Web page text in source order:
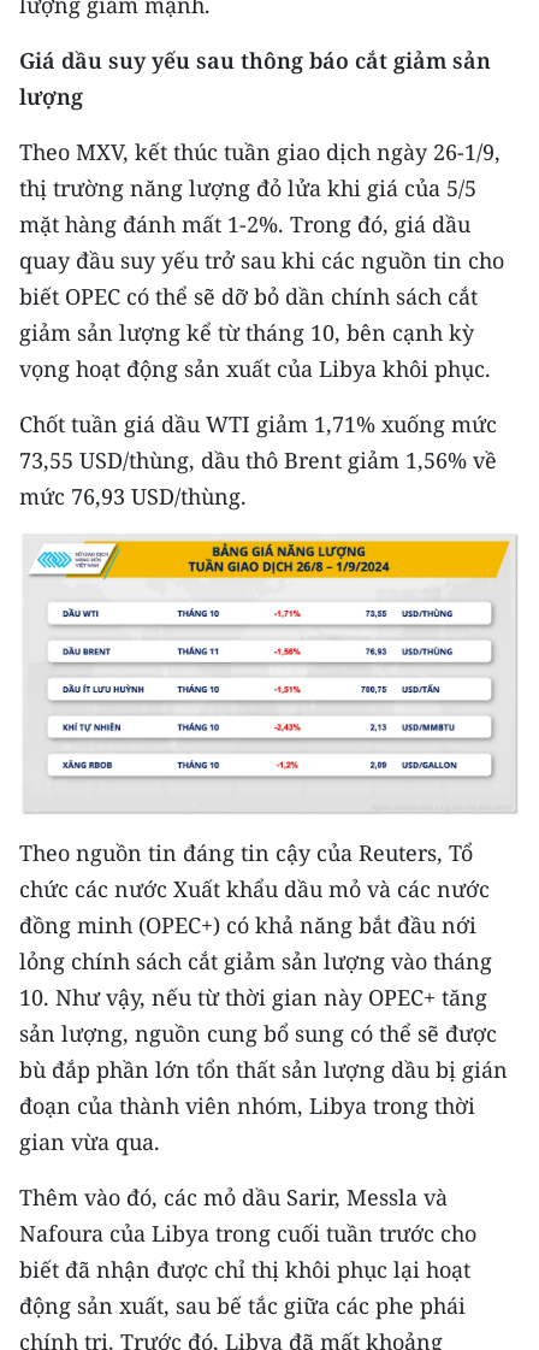
ENGLISH
中文
РУССКИЙ
ESPAÑOL
한국어
Giá dầu suy yếu sau thông báo cắt giảm sản
lượng
Theo MXV, kết thúc tuần giao dịch ngày 26-1/9,
thị trường năng lượng đỏ lửa khi giá của 5/5
mặt hàng đánh mất 1-2%. Trong đó, giá dầu
quay đầu suy yếu trở sau khi các nguồn tin cho
biết OPEC có thể sẽ dỡ bỏ dần chính sách cắt
giảm sản lượng kể từ tháng 10, bên cạnh kỳ
vọng hoạt động sản xuất của Libya khôi phục.
Chốt tuần giá dầu WTI giảm 1,71% xuống mức
73,55 USD/thùng, dầu thô Brent giảm 1,56% về
mức 76,93 USD/thùng.
Theo nguồn tin đáng tin cậy của Reuters, Tổ
chức các nước Xuất khẩu dầu mỏ và các nước
đồng minh (OPEC+) có khả năng bắt đầu nới
lỏng chính sách cắt giảm sản lượng vào tháng
10. Như vậy, nếu từ thời gian này OPEC+ tăng
sản lượng, nguồn cung bổ sung có thể sẽ được
bù đắp phần lớn tổn thất sản lượng dầu bị gián
đoạn của thành viên nhóm, Libya trong thời
gian vừa qua.
Thêm vào đó, các mỏ dầu Sarir, Messla và
Nafoura của Libya trong cuối tuần trước cho
biết đã nhận được chỉ thị khôi phục lại hoạt
động sản xuất, sau bế tắc giữa các phe phái
chính trị. Trước đó, Libya đã mất khoảng